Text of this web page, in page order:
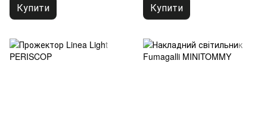
Купити Купити